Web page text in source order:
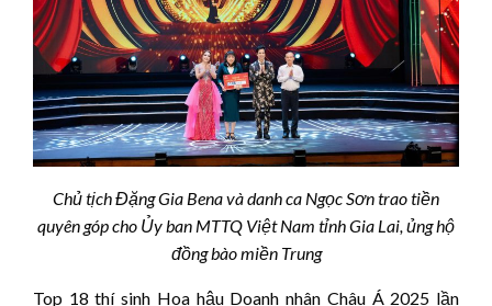
Chủ tịch Đặng Gia Bena và danh ca Ngọc Sơn trao tiền
quyên góp cho Ủy ban MTTQ Việt Nam tỉnh Gia Lai, ủng hộ
đồng bào miền Trung
Top 18 thí sinh Hoa hậu Doanh nhân Châu Á 2025 lần